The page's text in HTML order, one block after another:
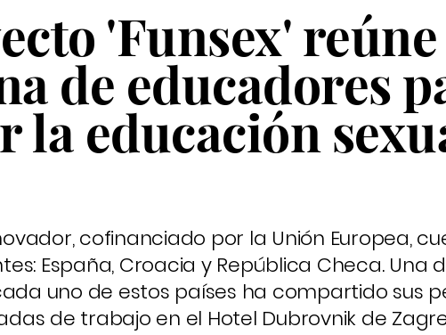
'Funsex'
de educadores
la educación
cofinanciado por la Unión Europea,
España, Croacia y República Checa. Una
uno de estos países ha compartido sus
de trabajo en el Hotel Dubrovnik de